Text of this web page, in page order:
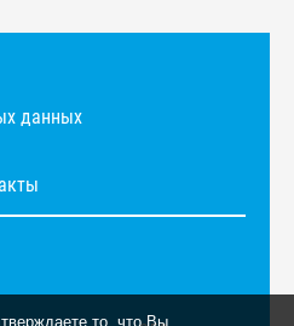
то, что Вы
данных